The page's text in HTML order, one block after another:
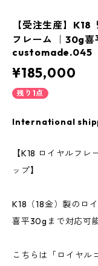
【受注生産】
フレーム ｜30g喜
customade.045
¥185,000
残り1点
International
【K18 ロイヤルフ
ップ】
K18（18金）製のロ
喜平30gまで対応可
こちらは「ロイヤル